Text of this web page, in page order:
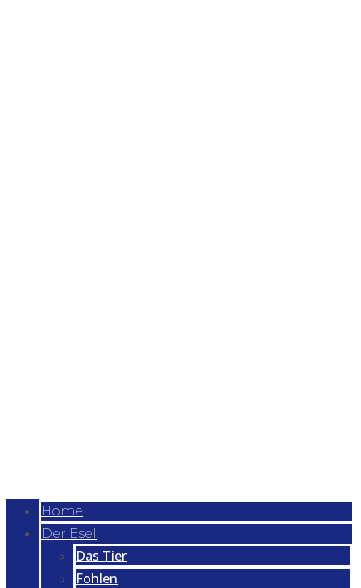
Home
Der Esel
Das Tier
Fohlen